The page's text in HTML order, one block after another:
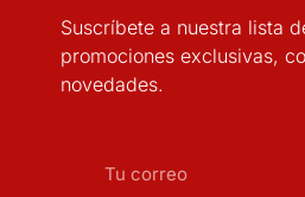
Suscríbete a nuestra lista
promociones exclusivas,
novedades.